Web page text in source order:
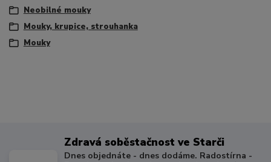
Neobilné mouky
Mouky, krupice, strouhanka
Mouky
Zdravá soběstačnost ve Starči
Dnes objednáte - dnes dodáme. Radostírna -